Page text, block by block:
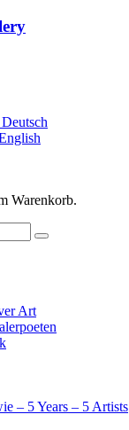
Deutsch
Warenkorb.
Art
– 5 Years – 5 Artists